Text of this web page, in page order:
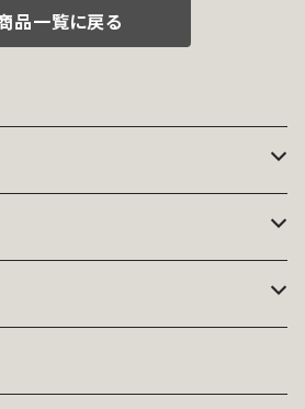
いい 可愛い dog
品一覧に戻る